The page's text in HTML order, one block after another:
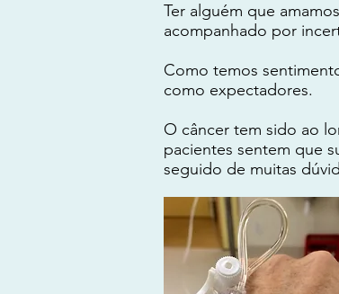
Ter alguém que
acompanhado por
Como temos
como expectadores.
O câncer tem sido ao
pacientes sentem que
seguido de muitas